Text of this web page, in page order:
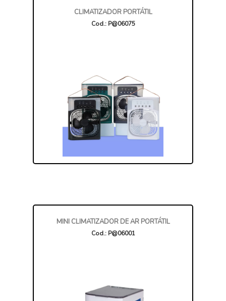
CLIMATIZADOR PORTÁTIL
Cod.: P@06075
MINI CLIMATIZADOR DE AR PORTÁTIL
Cod.: P@06001